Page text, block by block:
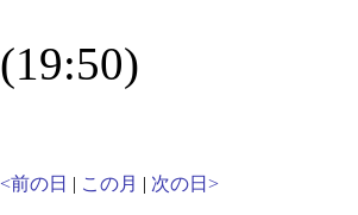
(19:50)
<前の日 | この月 | 次の日>